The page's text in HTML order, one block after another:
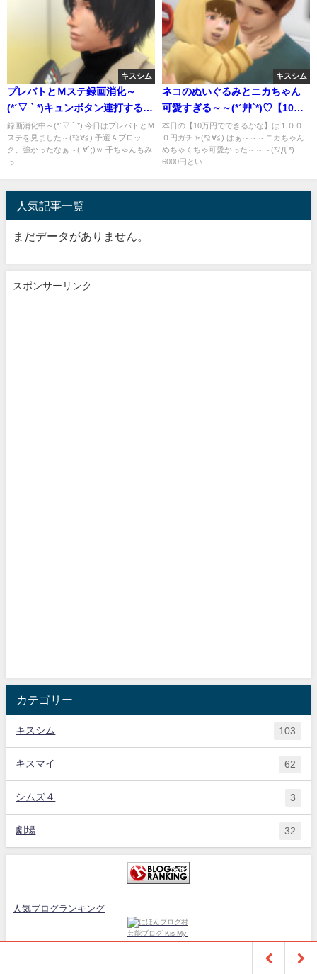
キスシム
プレバトとＭステ録画消化～
(*ˊ▽ ` *)キュンボタン連打するの
可愛いな(*ˊ艸`*)
録画消化中～(*ˊ▽ ` *) 今日はプレバトとＭ
ステを見ました～(*≧∀≦) 予選Ａブロッ
ク、強かったなぁ～(ˊ∀`;)ｗ 千ちゃんもみ
っ...
キスシム
ネコのぬいぐるみとニカちゃん
可愛すぎる～～(*ˊ艸`*)♡【10万
円でできるかな】
本日の【10万円でできるかな】は１００
０円ガチャ(*≧∀≦) はぁ～～～ニカちゃん
めちゃくちゃ可愛かった～～～(*ﾉД`*)
6000円とい...
人気記事一覧
まだデータがありません。
スポンサーリンク
カテゴリー
キスシム 103
キスマイ 62
シムズ４ 3
劇場 32
人気ブログランキング